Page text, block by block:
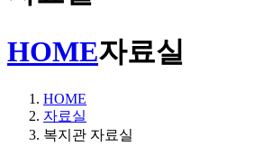
HOME자료실
HOME
자료실
복지관 자료실